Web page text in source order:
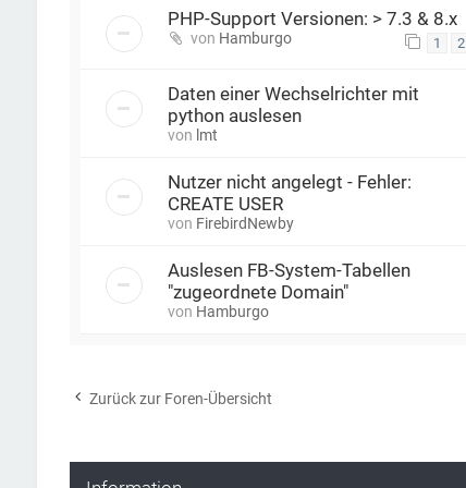
PHP-Support Versionen: > 7.3 & 8.x
von Hamburgo 1 2
Daten einer Wechselrichter mit
python auslesen
von lmt
Nutzer nicht angelegt - Fehler:
CREATE USER
von FirebirdNewby
Auslesen FB-System-Tabellen
"zugeordnete Domain"
von Hamburgo
Zurück zur Foren-Übersicht